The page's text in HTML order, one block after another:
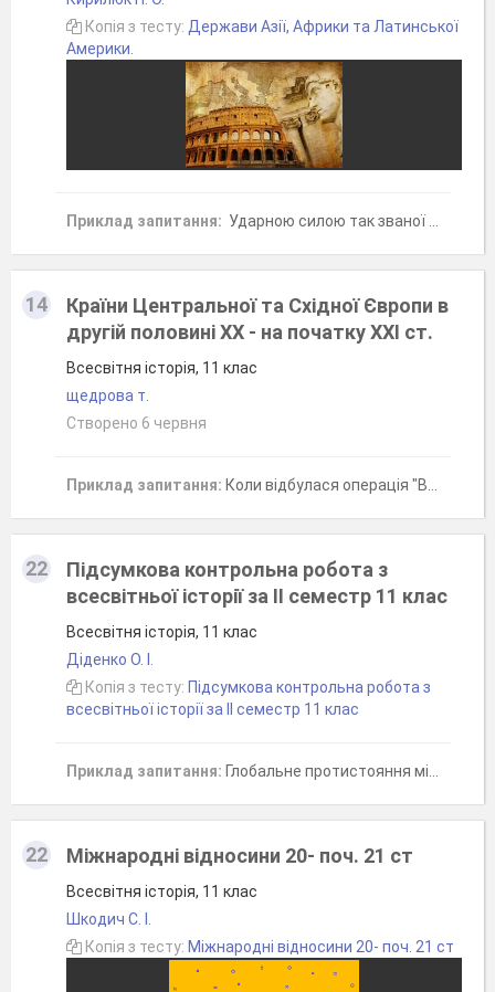
Копія з тесту: Держави Азії, Африки та Латинської
Америки.
Приклад запитання: Ударною силою так званої «культурної революції» в Китаї були загони учнівської молоді, так звані «червоні охоронці», або китайською мовою:
14
Країни Центральної та Східної Європи в
другій половині ХХ - на початку ХХІ ст.
Всесвітня історія, 11 клас
щедрова т.
Створено 6 червня
Приклад запитання: Коли відбулася операція "Вісла"
22
Підсумкова контрольна робота з
всесвітньої історії за ІІ семестр 11 клас
Всесвітня історія, 11 клас
Діденко О. І.
Копія з тесту: Підсумкова контрольна робота з
всесвітньої історії за ІІ семестр 11 клас
Приклад запитання: Глобальне протистояння між СРСР і його союзниками з одного боку та США та їх союзниками з іншого, що тривало із середини 1940-х і до початку 1990-х рр. це-
22 Міжнародні відносини 20- поч. 21 ст
Всесвітня історія, 11 клас
Шкодич С. І.
Копія з тесту: Міжнародні відносини 20- поч. 21 ст